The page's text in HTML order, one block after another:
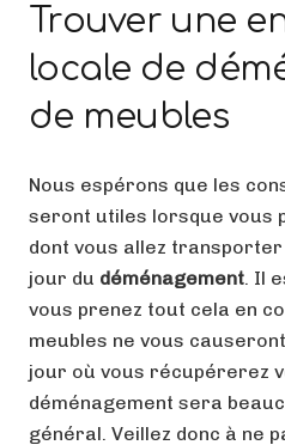
Trouver une
locale de
de meubles
Nous espérons que les
seront utiles lorsque vous
dont vous allez transporter
jour du déménagement . Il
vous prenez tout cela en
meubles ne vous
jour où vous récupérerez
déménagement sera
général. Veillez donc à ne